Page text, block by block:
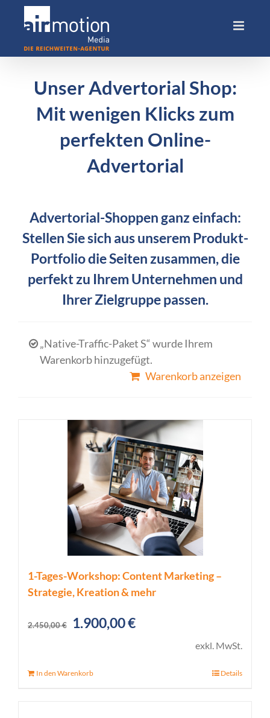
Unser Advertorial Shop:
Mit wenigen Klicks zum
perfekten Online-
Advertorial
Advertorial-Shoppen ganz einfach:
Stellen Sie sich aus unserem Produkt-
Portfolio die Seiten zusammen, die
perfekt zu Ihrem Unternehmen und
Ihrer Zielgruppe passen.
„Native-Traffic-Paket S“ wurde Ihrem
Warenkorb hinzugefügt.
Warenkorb anzeigen
1-Tages-Workshop: Content Marketing –
Strategie, Kreation & mehr
2.450,00€
Ursprünglicher
1.900,00€Aktueller
exkl. MwSt.
In den Warenkorb Details